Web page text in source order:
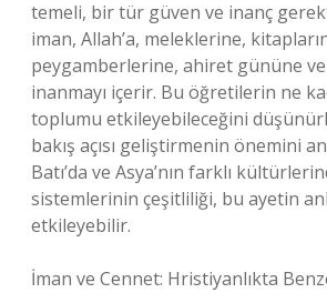
temeli, bir tür güven ve inanç
iman, Allah’a, meleklerine,
peygamberlerine, ahiret gününe
inanmayı içerir. Bu öğretilerin ne
toplumu etkileyebileceğini
bakış açısı geliştirmenin önemini
Batı’da ve Asya’nın farklı
sistemlerinin çeşitliliği, bu ayetin
etkileyebilir.
İman ve Cennet: Hristiyanlıkta